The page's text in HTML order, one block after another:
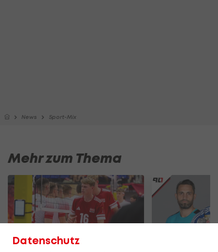
News Sport-Mix
Mehr zum Thema
Datenschutz